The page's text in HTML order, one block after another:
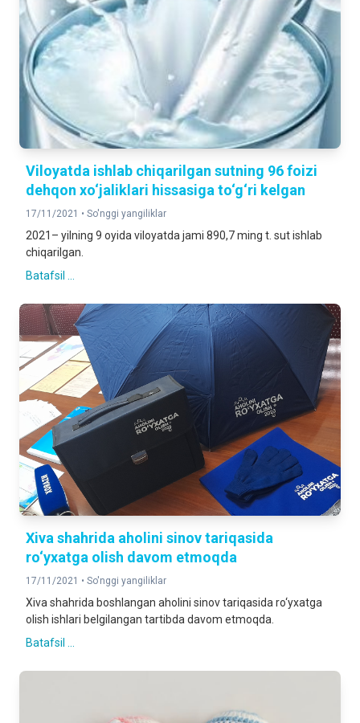
Viloyatda ishlab chiqarilgan sutning 96 foizi
dehqon xo‘jaliklari hissasiga to‘g‘ri kelgan
17/11/2021 • So'nggi yangiliklar
2021– yilning 9 oyida viloyatda jami 890,7 ming t. sut ishlab
chiqarilgan.
Batafsil ...
Xiva shahrida aholini sinov tariqasida
ro‘yxatga olish davom etmoqda
17/11/2021 • So'nggi yangiliklar
Xiva shahrida boshlangan aholini sinov tariqasida ro‘yxatga
olish ishlari belgilangan tartibda davom etmoqda.
Batafsil ...